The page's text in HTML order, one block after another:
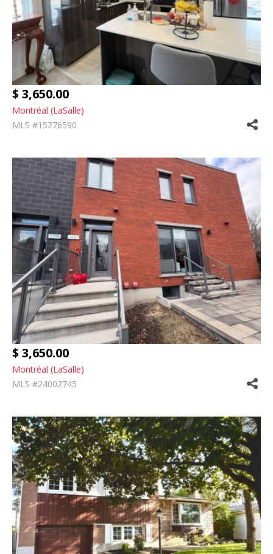
$ 3,650.00
Montréal (LaSalle)
MLS #15276590
$ 3,650.00
Montréal (LaSalle)
MLS #24002745